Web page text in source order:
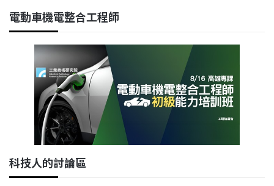
電動車機電整合工程師
科技人的討論區